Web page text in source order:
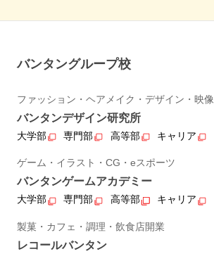
バンタングループ校
ファッション・ヘアメイク・デザイン・映像
バンタンデザイン研究所
大学部 専門部 高等部 キャリア
ゲーム・イラスト・CG・eスポーツ
バンタンゲームアカデミー
大学部 専門部 高等部 キャリア
製菓・カフェ・調理・飲食店開業
レコールバンタン